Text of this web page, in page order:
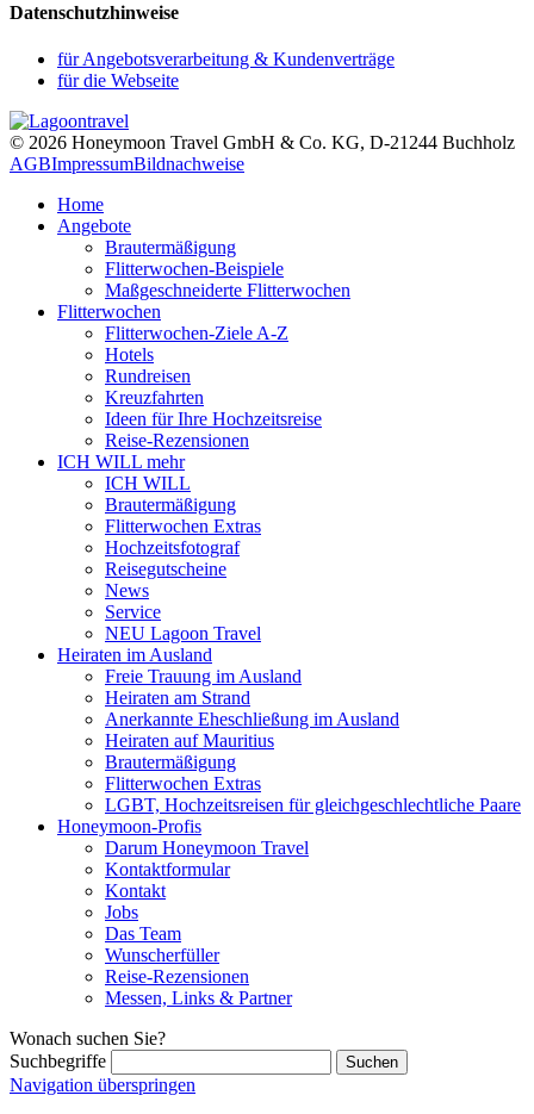
Datenschutzhinweise
für Angebotsverarbeitung & Kundenverträge
für die Webseite
© 2026 Honeymoon Travel GmbH & Co. KG, D-21244 Buchholz
AGBImpressumBildnachweise
Home
Angebote
Brautermäßigung
Flitterwochen-Beispiele
Maßgeschneiderte Flitterwochen
Flitterwochen
Flitterwochen-Ziele A-Z
Hotels
Rundreisen
Kreuzfahrten
Ideen für Ihre Hochzeitsreise
Reise-Rezensionen
ICH WILL mehr
ICH WILL
Brautermäßigung
Flitterwochen Extras
Hochzeitsfotograf
Reisegutscheine
News
Service
NEU Lagoon Travel
Heiraten im Ausland
Freie Trauung im Ausland
Heiraten am Strand
Anerkannte Eheschließung im Ausland
Heiraten auf Mauritius
Brautermäßigung
Flitterwochen Extras
LGBT, Hochzeitsreisen für gleichgeschlechtliche Paare
Honeymoon-Profis
Darum Honeymoon Travel
Kontaktformular
Kontakt
Jobs
Das Team
Wunscherfüller
Reise-Rezensionen
Messen, Links & Partner
Wonach suchen Sie?
Suchbegriffe
Navigation überspringen